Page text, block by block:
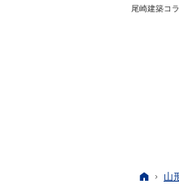
ホ
山
尾崎建築コ